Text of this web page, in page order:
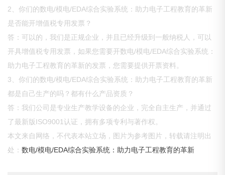
2、你们的数电/模电/EDA综合实验系统：助力电子工程教育的革新
是否能开增值税专用发票？
答：可以的，我们是正规企业，并且已经升级到一般纳税人，可以
开具增值税专用发票，如果您需要开数电/模电/EDA综合实验系统：
助力电子工程教育的革新的发票，您需要提供开票资料。
3、你们的数电/模电/EDA综合实验系统：助力电子工程教育的革新
都是自己生产的吗？都有什么产品资质？
答：我们公司是专业生产教学设备的企业，完全自主生产，并通过
了最新版ISO9001认证，拥有多项专利与著作权。
本文来自网络，不代表本站立场，图片为参考图片，转载请注明出
处：数电/模电/EDA综合实验系统：助力电子工程教育的革新